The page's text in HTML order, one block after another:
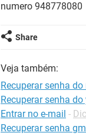
numero 948778080
Share
Veja também:
Recuperar senha do
Recuperar senha
Entrar no e-mail -
Recuperar senha